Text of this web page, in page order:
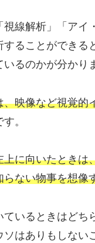
線解析」「ア
ることができる
るのかが分かり
、映像など視覚的
す。
上に向いたときは
ない物事を想像
ているときはど
ソはありもしな